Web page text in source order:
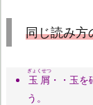
同じ読み方
玉屑
ぎょくせつ
・・玉
う。